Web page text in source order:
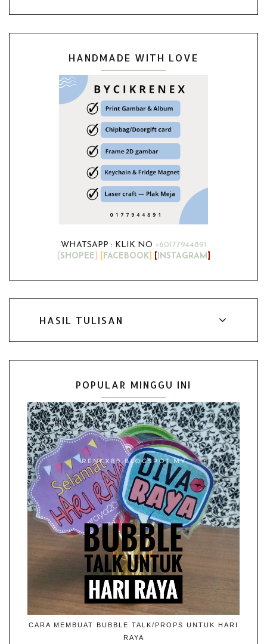
HANDMADE WITH LOVE
WHATSAPP : KLIK NO +60177944891
[SHOPEE] [FACEBOOK] [INSTAGRAM]
HASIL TULISAN
POPULAR MINGGU INI
CARA MEMBUAT BUBBLE TALK/PROPS UNTUK HARI
RAYA